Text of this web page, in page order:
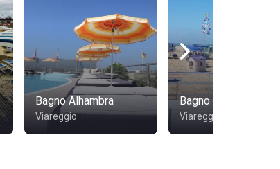
Bagno Alhambra
Viareggio
Bagno Andrea Doria
Viareggio